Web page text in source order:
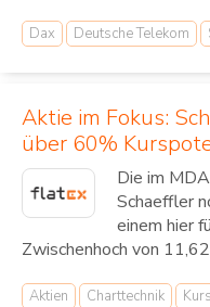
Dax Deutsche Telekom
Aktie im Fokus:
über 60%
Die im
Schaeffler
einem hier
Zwischenhoch von
Aktien Charttechnik